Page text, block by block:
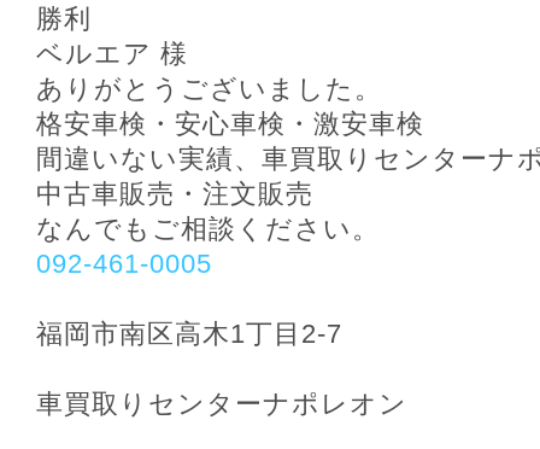
勝利
ベルエア 様
ありがとうございました。
格安車検・安心車検・激安車検
間違いない実績、車買取りセンターナ
中古車販売・注文販売
なんでもご相談ください。
092-461-0005
福岡市南区高木1丁目2-7
車買取りセンターナポレオン